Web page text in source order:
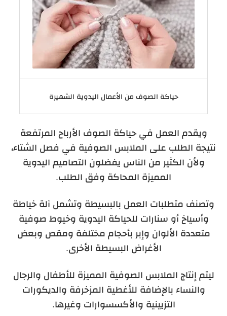
حياكة الصوف من الأعمال اليدوية الشهيرة
ويقدم العمل في حياكة الصوف الأرباح المرتفعة
نتيجة الطلب على الملابس الصوفية في فصل الشتاء،
ولأن الكثير من الناس يفضلون التصاميم اليدوية
المميزة المحاكة وفق الطلب.
وتصنف متطلبات العمل بالبسيطة وتشمل آلة خياطة
وأسياخ أو سنارات للحياكة اليدوية وخيوط صوفية
متعددة الألوان وإبر بأحجام مختلفة ومقص وبعض
الأغراض البسيطة الأخرى.
ليتم إنتاج الملابس الصوفية المميزة للأطفال والرجال
والنساء بالإضافة للأغطية المزخرفة والديكورات
التزيينية والأكسسوارات وغيرها.